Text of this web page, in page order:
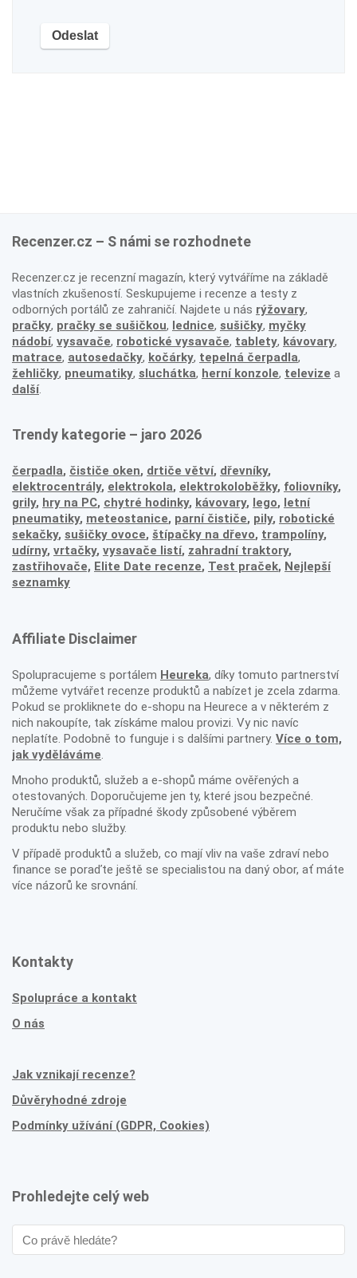
Recenzer.cz – S námi se rozhodnete
Recenzer.cz je recenzní magazín, který vytváříme na základě
vlastních zkušeností. Seskupujeme i recenze a testy z
odborných portálů ze zahraničí. Najdete u nás rýžovary,
pračky, pračky se sušičkou, lednice, sušičky, myčky
nádobí, vysavače, robotické vysavače, tablety, kávovary,
matrace, autosedačky, kočárky, tepelná čerpadla,
žehličky, pneumatiky, sluchátka, herní konzole, televize a
další.
Trendy kategorie – jaro 2026
čerpadla, čističe oken, drtiče větví, dřevníky,
elektrocentrály, elektrokola, elektrokoloběžky, foliovníky,
grily, hry na PC, chytré hodinky, kávovary, lego, letní
pneumatiky, meteostanice, parní čističe, pily, robotické
sekačky, sušičky ovoce, štípačky na dřevo, trampolíny,
udírny, vrtačky, vysavače listí, zahradní traktory,
zastřihovače, Elite Date recenze, Test praček, Nejlepší
seznamky
Affiliate Disclaimer
Spolupracujeme s portálem Heureka, díky tomuto partnerství
můžeme vytvářet recenze produktů a nabízet je zcela zdarma.
Pokud se prokliknete do e-shopu na Heurece a v některém z
nich nakoupíte, tak získáme malou provizi. Vy nic navíc
neplatíte. Podobně to funguje i s dalšími partnery. Více o tom,
jak vyděláváme.
Mnoho produktů, služeb a e-shopů máme ověřených a
otestovaných. Doporučujeme jen ty, které jsou bezpečné.
Neručíme však za případné škody způsobené výběrem
produktu nebo služby.
V případě produktů a služeb, co mají vliv na vaše zdraví nebo
finance se poraďte ještě se specialistou na daný obor, ať máte
více názorů ke srovnání.
Kontakty
Spolupráce a kontakt
O nás
Jak vznikají recenze?
Důvěryhodné zdroje
Podmínky užívání (GDPR, Cookies)
Prohledejte celý web